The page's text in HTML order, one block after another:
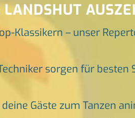
Klassikern – unser
sorgen für besten
Gäste zum Tanzen